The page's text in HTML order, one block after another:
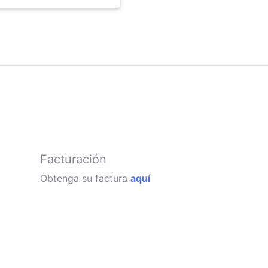
Facturación
Obtenga su factura aquí